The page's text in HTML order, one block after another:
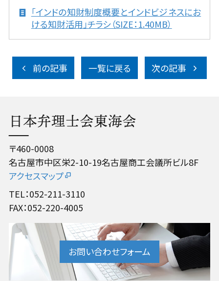
「インドの知財制度概要とインドビジネスにお
ける知財活用」チラシ（SIZE：1.40MB）
前の記事 一覧に戻る 次の記事
日本弁理士会東海会
〒460-0008
名古屋市中区栄2-10-19名古屋商工会議所ビル8F
アクセスマップ
TEL：052-211-3110
FAX：052-220-4005
お問い合わせフォーム